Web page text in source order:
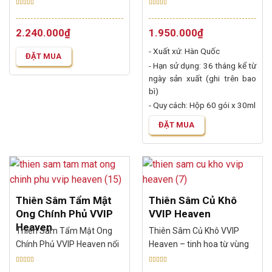
hạng5.005
sao
2.240.000₫
cao sức khoẻ và làm đẹp.
Những năm gần đây xu
hướng sử dụng những thực
phẩm chức năng Hàn Quốc
ĐẶT MUA
hạng5.005
sao
1.950.000₫
- Xuất xứ: Hàn Quốc
- Hạn sử dụng: 36 tháng kể từ
ngày sản xuất (ghi trên bao
bì)
- Quy cách: Hộp 60 gói x 30ml
ĐẶT MUA
Thiên Sâm Tẩm Mật
Ong Chính Phủ VVIP
Heaven
Thiên Sâm Tẩm Mật Ong
Chính Phủ VVIP Heaven nổi
tiếng là thực phẩm chức
Thiên Sâm Củ Khô
VVIP Heaven
Thiên Sâm Củ Khô VVIP
Heaven – tinh hoa từ vùng
đất Hàn Quốc, là một trong